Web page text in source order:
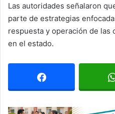
Las autoridades señalaron
parte de estrategias
respuesta y operación de las
en el estado.